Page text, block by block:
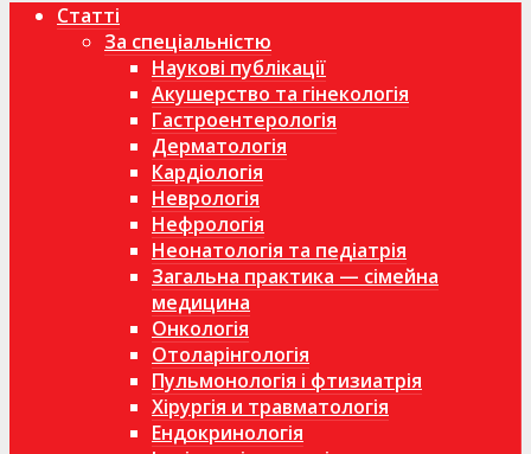
Статті
За спеціальністю
Наукові публікації
Акушерство та гінекологія
Гастроентерологія
Дерматологія
Кардіологія
Неврологія
Нефрологія
Неонатологія та педіатрія
Загальна практика — сімейна
медицина
Онкологія
Отоларінгологія
Пульмонологія і фтизиатрія
Хірургія и травматологія
Ендокринологія